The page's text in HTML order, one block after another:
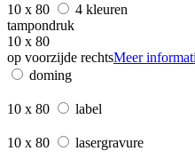
10 x 80
4 kleuren
tampondruk
10 x 80
op voorzijde rechtsMeer
doming
10 x 80 label
10 x 80 lasergravure